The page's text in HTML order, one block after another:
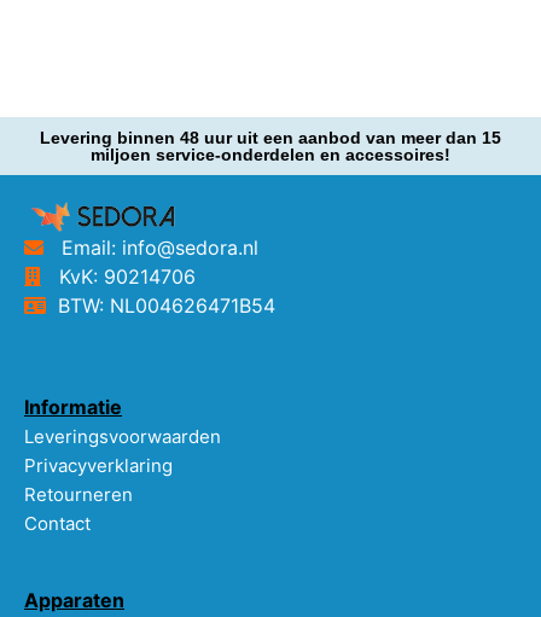
Levering binnen 48 uur uit een aanbod van meer dan 15
miljoen service-onderdelen en accessoires!
Email: info@sedora.nl
KvK: 90214706
BTW: NL004626471B54
Informatie
Leveringsvoorwaarden
Privacyverklaring
Retourneren
Contact
Apparaten